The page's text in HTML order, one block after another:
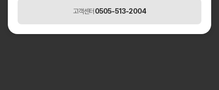
고객센터 0505-513-2004